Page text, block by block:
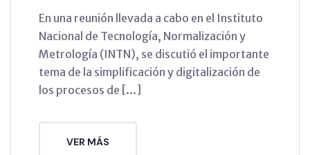
En una reunión llevada a cabo en el Instituto
Nacional de Tecnología, Normalización y
Metrología (INTN), se discutió el importante
tema de la simplificación y digitalización de
los procesos de […]
VER MÁS